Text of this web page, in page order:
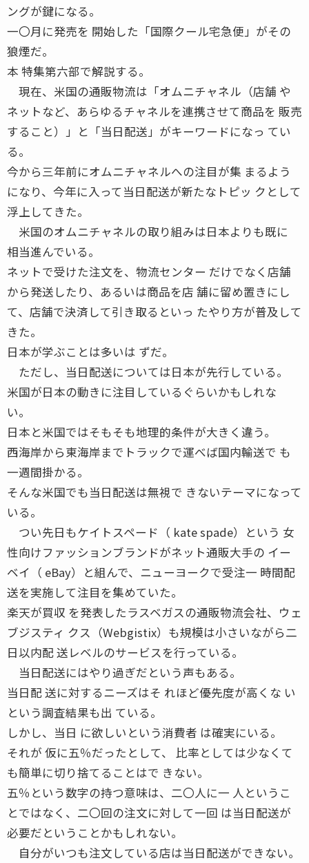
ングが鍵になる。
一〇月に発売を 開始した「国際クール宅急便」がその
狼煙だ。
本 特集第六部で解説する。
現在、米国の通販物流は「オムニチャネル（店舗 や
ネットなど、あらゆるチャネルを連携させて商品を 販売
すること）」と「当日配送」がキーワードになっ てい
る。
今から三年前にオムニチャネルへの注目が集 まるよう
になり、今年に入って当日配送が新たなトピッ クとして
浮上してきた。
米国のオムニチャネルの取り組みは日本よりも既に
相当進んでいる。
ネットで受けた注文を、物流センター だけでなく店舗
から発送したり、あるいは商品を店 舗に留め置きにし
て、店舗で決済して引き取るといっ たやり方が普及して
きた。
日本が学ぶことは多いは ずだ。
ただし、当日配送については日本が先行している。
米国が日本の動きに注目しているぐらいかもしれな
い。
日本と米国ではそもそも地理的条件が大きく違う。
西海岸から東海岸までトラックで運べば国内輸送で も
一週間掛かる。
そんな米国でも当日配送は無視で きないテーマになって
いる。
つい先日もケイトスペード（ kate spade）という 女
性向けファッションブランドがネット通販大手の イー
ベイ（ eBay）と組んで、ニューヨークで受注一 時間配
送を実施して注目を集めていた。
楽天が買収 を発表したラスベガスの通販物流会社、ウェ
ブジスティ クス（Webgistix）も規模は小さいながら二
日以内配 送レベルのサービスを行っている。
当日配送にはやり過ぎだという声もある。
当日配 送に対するニーズはそ れほど優先度が高くな い
という調査結果も出 ている。
しかし、当日 に欲しいという消費者 は確実にいる。
それが 仮に五％だったとして、 比率としては少なくて
も簡単に切り捨てることはで きない。
五％という数字の持つ意味は、二〇人に一 人というこ
とではなく、二〇回の注文に対して一回 は当日配送が
必要だということかもしれない。
自分がいつも注文している店は当日配送ができない。